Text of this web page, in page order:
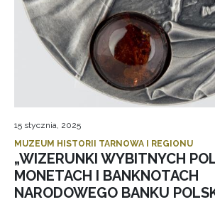
15 stycznia, 2025
MUZEUM HISTORII TARNOWA I REGIONU
„WIZERUNKI WYBITNYCH
MONETACH I BANKNOTACH
NARODOWEGO BANKU